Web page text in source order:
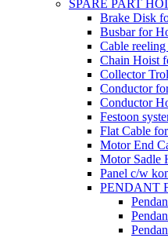
SPARE PART
Brake Disk
Busbar for
Cable
Chain Hoist
Collector
Conductor
Conductor
Festoon
Flat Cable
Motor End
Motor Sadle
Panel c/w
PENDANT